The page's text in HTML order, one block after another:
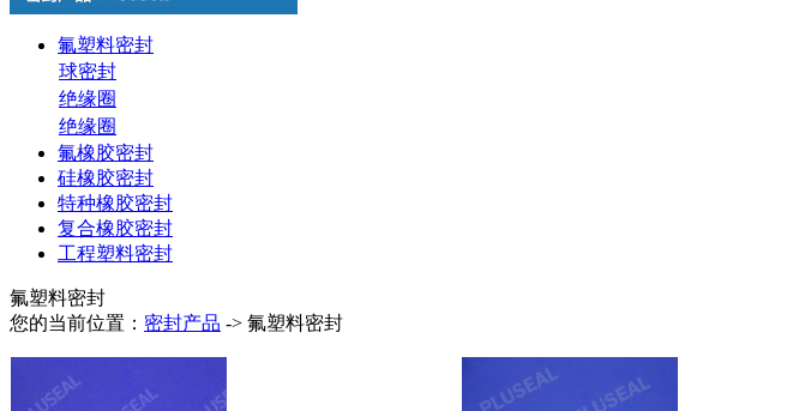
氟塑料密封
球密封
绝缘圈
绝缘圈
氟橡胶密封
硅橡胶密封
特种橡胶密封
复合橡胶密封
工程塑料密封
氟塑料密封
您的当前位置： 密封产品 -> 氟塑料密封